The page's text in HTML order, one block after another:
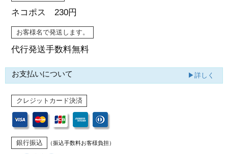
ネコポス 230円
お客様名で発送します。
代行発送手数料無料
お支払いについて ▶詳しく
クレジットカード決済
銀行振込 （振込手数料お客様負担）